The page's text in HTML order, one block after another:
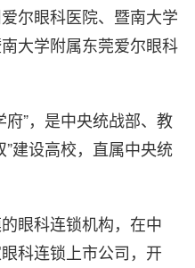
尔眼科医院、暨南大学
大学附属东莞爱尔眼科
”，是中央统战部、教
建设高校，直属中央统
眼科连锁机构，在中
科连锁上市公司，开